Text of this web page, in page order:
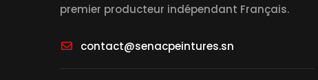
premier producteur indépendant Français.
contact@senacpeintures.sn